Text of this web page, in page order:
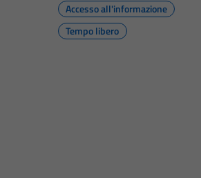
Accesso all'informazione
Tempo libero